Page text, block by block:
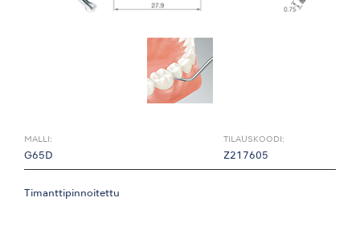
MALLI:
G65D
TILAUSKOODI:
Z217605
Timanttipinnoitettu